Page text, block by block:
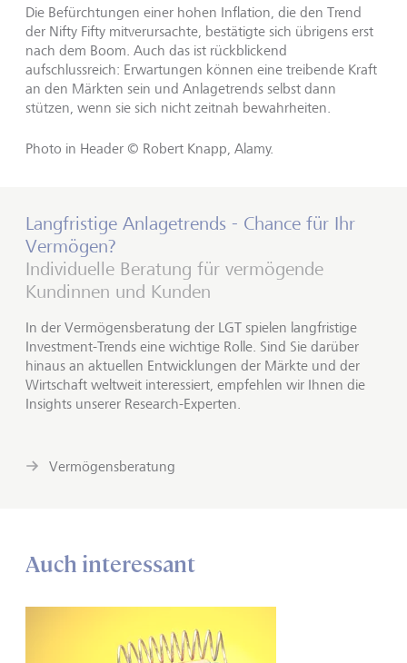
Die Befürchtungen einer hohen Inflation, die den Trend
der Nifty Fifty mitverursachte, bestätigte sich übrigens erst
nach dem Boom. Auch das ist rückblickend
aufschlussreich: Erwartungen können eine treibende Kraft
an den Märkten sein und Anlagetrends selbst dann
stützen, wenn sie sich nicht zeitnah bewahrheiten.
Photo in Header © Robert Knapp, Alamy.
Langfristige Anlagetrends - Chance für Ihr
Vermögen?
Individuelle Beratung für vermögende
Kundinnen und Kunden
In der Vermögensberatung der LGT spielen langfristige
Investment-Trends eine wichtige Rolle. Sind Sie darüber
hinaus an aktuellen Entwicklungen der Märkte und der
Wirtschaft weltweit interessiert, empfehlen wir Ihnen die
Insights unserer Research-Experten.
Vermögensberatung
Auch interessant